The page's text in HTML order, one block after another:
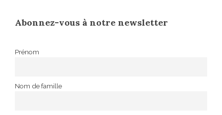
Abonnez-vous à notre newsletter
Prénom
Nom de famille